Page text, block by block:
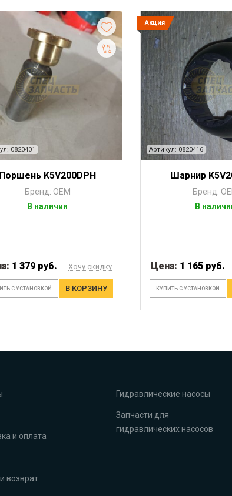
0820401
Поршень K5V200DPH
Бренд: OEM
В наличии
1 379 руб. Хочу скидку
С УСТАНОВКОЙ В КОРЗИНУ
Акция
Артикул: 0820416
Шарнир
Бренд:
В
Цена: 1 165 руб.
КУПИТЬ С УСТАНОВКОЙ
и оплата
возврат
Гидравлические насосы
Запчасти для
гидравлических насосов